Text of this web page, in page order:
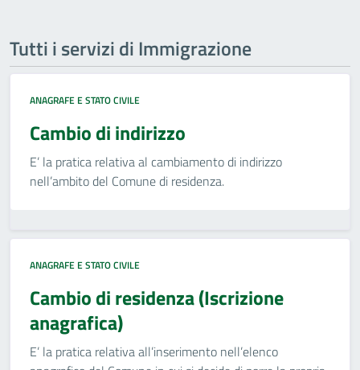
Tutti i servizi di Immigrazione
ANAGRAFE E STATO CIVILE
Cambio di indirizzo
E’ la pratica relativa al cambiamento di indirizzo
nell’ambito del Comune di residenza.
ANAGRAFE E STATO CIVILE
Cambio di residenza (Iscrizione
anagrafica)
E’ la pratica relativa all’inserimento nell’elenco